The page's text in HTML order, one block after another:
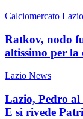
Calciomercato Lazio
Ratkov, nodo
altissimo per la
Lazio News
Lazio, Pedro
E si rivede